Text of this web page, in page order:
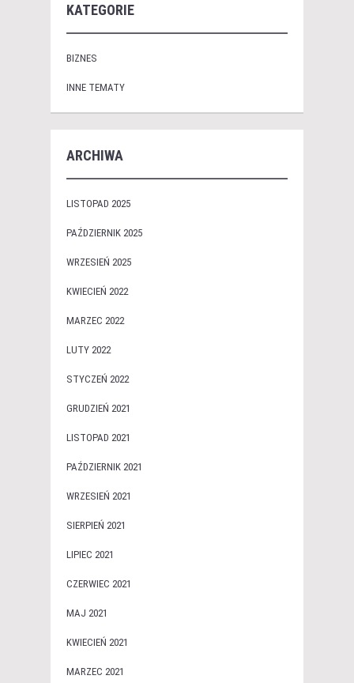
KATEGORIE
BIZNES
INNE TEMATY
ARCHIWA
LISTOPAD 2025
PAŹDZIERNIK 2025
WRZESIEŃ 2025
KWIECIEŃ 2022
MARZEC 2022
LUTY 2022
STYCZEŃ 2022
GRUDZIEŃ 2021
LISTOPAD 2021
PAŹDZIERNIK 2021
WRZESIEŃ 2021
SIERPIEŃ 2021
LIPIEC 2021
CZERWIEC 2021
MAJ 2021
KWIECIEŃ 2021
MARZEC 2021